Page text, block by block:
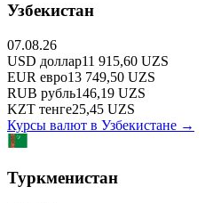
Узбекистан
07.08.26
USD доллар11 915,60 UZS
EUR евро13 749,50 UZS
RUB рубль146,19 UZS
KZT тенге25,45 UZS
Курсы валют в Узбекистане →
Туркменистан